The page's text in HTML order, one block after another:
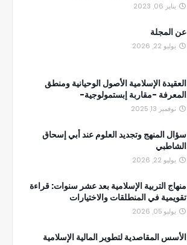
يناير 06, 2023
عن المجلة
يوليو 22, 2026
العقيدة الإسلامية الأصول الوحيانية ومنطق
المعرفة -مقاربة إبستمولوجية-
نوفمبر 13, 2025
سؤال المنهج وتجديد العلوم عند أبي إسحاق
الشاطبي
يوليو 22, 2026
منهاج التربية الإسلامية بعد عشر سنوات: قراءة
تقويمية في المنطلقات والاختيارات
يوليو 05, 2026
الأسس المقاصدية لتطوير المالية الإسلامية